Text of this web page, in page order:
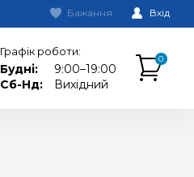
Бажання Вхід
Графік роботи:
Будні:
9:00–19:00
Сб-Нд:
Вихідний
0